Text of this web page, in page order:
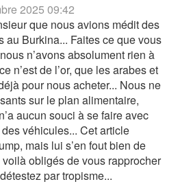
2025 09:42
que nous avions médit des
au Burkina... Faites ce que vous
n’avons absolument rien à
n’est de l’or, que les arabes et
pour nous acheter... Nous ne
sur le plan alimentaire,
aucun souci à se faire avec
véhicules... Cet article
mais lui s’en fout bien de
obligés de vous rapprocher
par tropisme...